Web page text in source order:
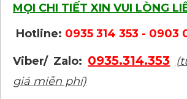
MỌI CHI TIẾT XIN VUI LÒNG
Hotline: 0935 314 353 - 0903
Viber/ Zalo: 0935.314.353
giá miễn phí)